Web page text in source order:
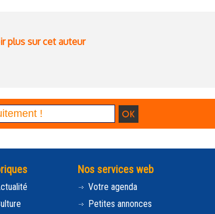
plus sur cet auteur
Nos services web
Votre agenda
Petites annonces